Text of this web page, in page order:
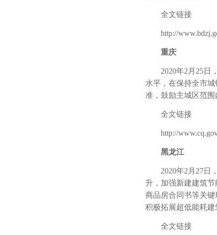
全文链接
http://
重庆
2020年2月25日，
水平，在保持全市
准，鼓励主城区范
全文链接
http://
黑龙江
2020年2月27日，
升，加强新建建筑
商品房合同书等关
积极拓展超低能耗
全文链接